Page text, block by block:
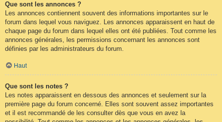
Que sont les annonces ?
Les annonces contiennent souvent des informations importantes sur le
forum dans lequel vous naviguez. Les annonces apparaissent en haut de
chaque page du forum dans lequel elles ont été publiées. Tout comme les
annonces générales, les permissions concernant les annonces sont
définies par les administrateurs du forum.
Haut
Que sont les notes ?
Les notes apparaissent en dessous des annonces et seulement sur la
première page du forum concerné. Elles sont souvent assez importantes
et il est recommandé de les consulter dès que vous en avez la